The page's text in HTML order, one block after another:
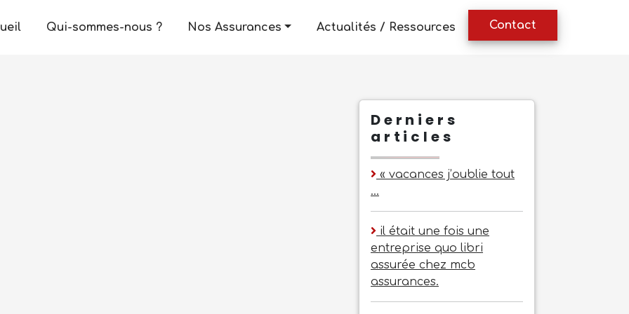
Qui-sommes-nous ? Nos Assurances Actualités / Ressources Contact
Derniers
articles
« vacances j’oublie tout
…
il était une fois une
entreprise quo libri
assurée chez mcb
assurances.